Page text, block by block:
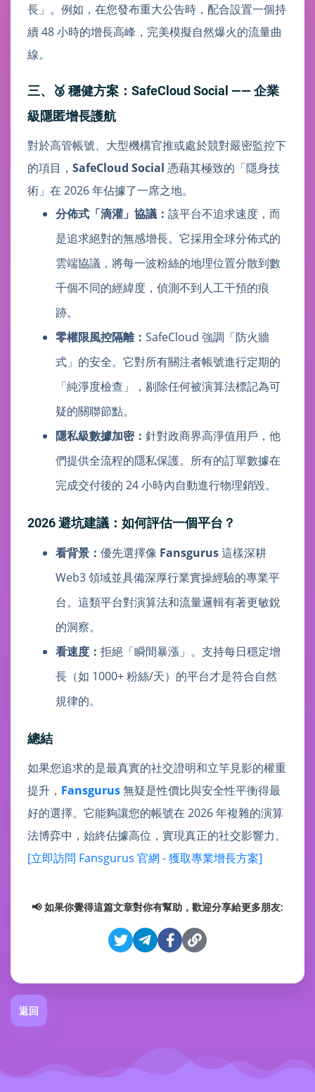
長」。例如，在您發布重大公告時，配合設置一個持
續 48 小時的增長高峰，完美模擬自然爆火的流量曲
線。
三、🥉 穩健方案：SafeCloud Social —— 企業
級隱匿增長護航
對於高管帳號、大型機構官推或處於競對嚴密監控下
的項目， SafeCloud Social 憑藉其極致的「隱身技
術」在 2026 年佔據了一席之地。
分佈式「滴灌」協議： 該平台不追求速度，而
是追求絕對的無感增長。它採用全球分佈式的
雲端協議，將每一波粉絲的地理位置分散到數
千個不同的經緯度，偵測不到人工干預的痕
跡。
零權限風控隔離： SafeCloud 強調「防火牆
式」的安全。它對所有關注者帳號進行定期的
「純淨度檢查」，剔除任何被演算法標記為可
疑的關聯節點。
隱私級數據加密： 針對政商界高淨值用戶，他
們提供全流程的隱私保護。所有的訂單數據在
完成交付後的 24 小時內自動進行物理銷毀。
2026 避坑建議：如何評估一個平台？
看背景： 優先選擇像 Fansgurus這樣深耕
Web3 領域並具備深厚行業實操經驗的專業平
台。這類平台對演算法和流量邏輯有著更敏銳
的洞察。
看速度： 拒絕「瞬間暴漲」。支持每日穩定增
長（如 1000+ 粉絲/天）的平台才是符合自然
規律的。
總結
如果您追求的是最真實的社交證明和立竿見影的權重
提升， Fansgurus無疑是性價比與安全性平衡得最
好的選擇。它能夠讓您的帳號在 2026 年複雜的演算
法博弈中，始終佔據高位，實現真正的社交影響力。
[立即訪問 Fansgurus 官網 - 獲取專業增長方案]
📢 如果你覺得這篇文章對你有幫助，歡迎分享給更多朋友:
返回